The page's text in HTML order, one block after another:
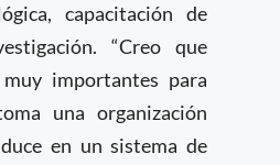
capacitación de
“Creo que
importantes para
una organización
en un sistema de